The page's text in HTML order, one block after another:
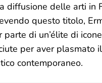
diffusione delle arti in
questo titolo,
parte di un’élite di
per aver plasmato il
contemporaneo.